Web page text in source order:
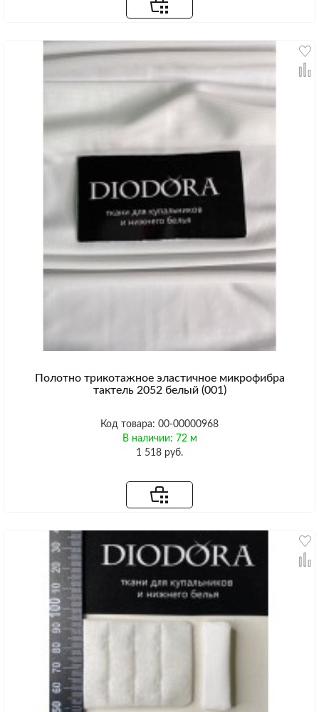
Полотно трикотажное эластичное микрофибра
тактель 2052 белый (001)
Код товара: 00-00000968
В наличии: 72 м
1 518 руб.